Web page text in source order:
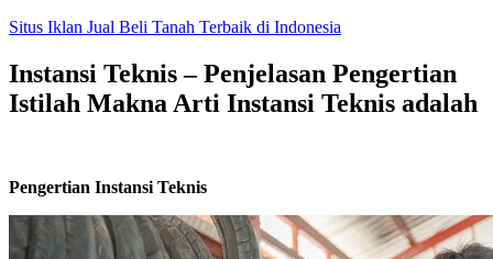
Skip
content
Situs Iklan Jual Beli Tanah Terbaik di Indonesia
Instansi Teknis – Penjelasan Pengertian
Istilah Makna Arti Instansi Teknis adalah
Pengertian Instansi Teknis